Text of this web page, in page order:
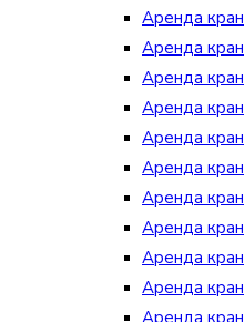
Аренда
Аренда
Аренда
Аренда
Аренда
Аренда
Аренда
Аренда
Аренда
Аренда
Аренда